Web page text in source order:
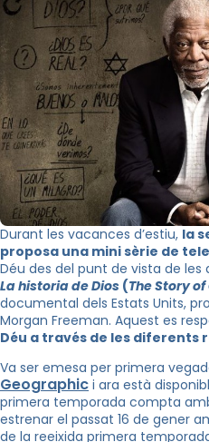
Durant les vacances d’estiu, la
proposa una mini sèrie de
Déu des del punt de vista de les
La historia de Dios (The Story of
documental dels Estats Units,
Morgan Freeman. Aquest es
Déu a través de les diferents
Va ser emesa per primera
Geographic i ara està
primera temporada compta
estrenar el passat 16 de gener
de la reeixida primera